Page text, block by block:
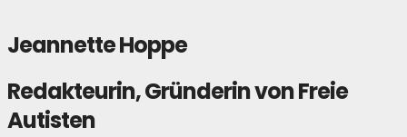
Jeannette Hoppe
Redakteurin, Gründerin von Freie
Autisten